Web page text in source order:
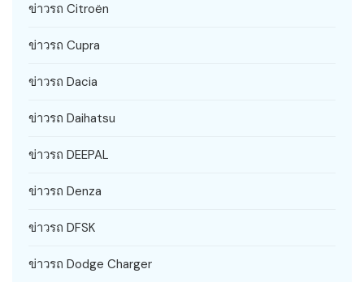
ข่าวรถ Citroën
ข่าวรถ Cupra
ข่าวรถ Dacia
ข่าวรถ Daihatsu
ข่าวรถ DEEPAL
ข่าวรถ Denza
ข่าวรถ DFSK
ข่าวรถ Dodge Charger